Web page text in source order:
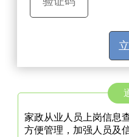
家政从业人员上岗信息
方便管理，加强人员及